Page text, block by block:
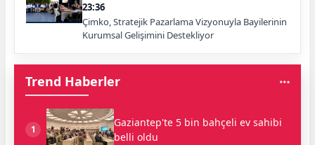
23:36
Çimko, Stratejik Pazarlama Vizyonuyla Bayilerinin
Kurumsal Gelişimini Destekliyor
Trend Haberler
1
Gaziantep'te 5 bin bahçeli ev sahibi
belli oldu